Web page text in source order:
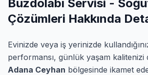
Buzdolabı Servisi -
Çözümleri Hakkında
Evinizde veya iş yerinizde
performansı, günlük yaşam kalitenizi
Adana Ceyhan bölgesinde ikamet